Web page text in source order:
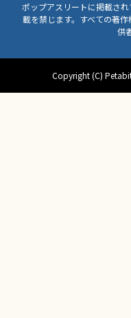
ポップアスリートに掲載さ
載を禁じます。すべての著
供
Copyright (C)